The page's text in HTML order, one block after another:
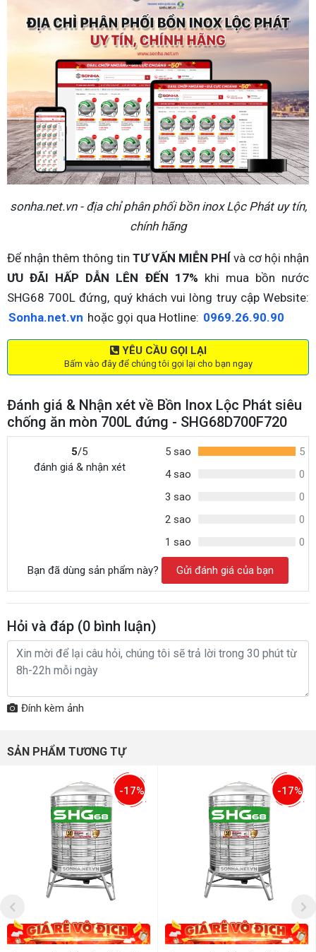
sonha.net.vn - địa chỉ phân phối bồn inox Lộc Phát uy tín,
chính hãng
Để nhận thêm thông tin TƯ VẤN MIỄN PHÍ và cơ hội nhận
ƯU ĐÃI HẤP DẪN LÊN ĐẾN 17% khi mua bồn nước
SHG68 700L đứng, quý khách vui lòng truy cập Website:
Sonha.net.vn hoặc gọi qua Hotline: 0969.26.90.90
YÊU CẦU GỌI LẠI
Bấm vào đây để chúng tôi gọi lại cho bạn ngay
Đánh giá & Nhận xét về Bồn Inox Lộc Phát siêu
chống ăn mòn 700L đứng - SHG68D700F720
5/5
đánh giá & nhận xét
5 sao
5
4 sao
0
3 sao
0
2 sao
0
1 sao
0
Bạn đã dùng sản phẩm này? Gửi đánh giá của bạn
Hỏi và đáp (0 bình luận)
Đính kèm ảnh
SẢN PHẨM TƯƠNG TỰ
-17% -17%